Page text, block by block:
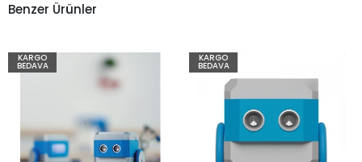
Benzer Ürünler
KARGO
BEDAVA
KARGO
BEDAVA